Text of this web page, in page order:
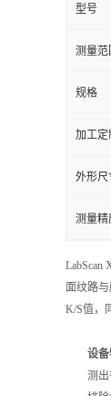
型号
测量范
规格
加工定
外形尺
测量精
LabScan
面纹路
K/S值，
设备
测出有